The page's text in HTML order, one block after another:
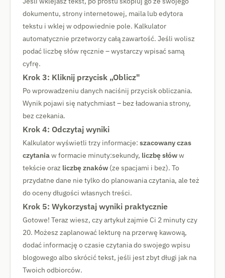
dokumentu, strony internetowej, maila lub edytora
tekstu i wklej w odpowiednie pole. Kalkulator
automatycznie przetworzy całą zawartość. Jeśli wolisz
podać liczbę słów ręcznie – wystarczy wpisać samą
cyfrę.
Krok 3: Kliknij przycisk „Oblicz"
Po wprowadzeniu danych naciśnij przycisk obliczania.
Wynik pojawi się natychmiast – bez ładowania strony,
bez czekania.
Krok 4: Odczytaj wyniki
Kalkulator wyświetli trzy informacje: szacowany czas
czytaniaw formacie minuty:sekundy, liczbę słóww
tekście oraz liczbę znaków (ze spacjami i bez). To
przydatne dane nie tylko do planowania czytania, ale też
do oceny długości własnych treści.
Krok 5: Wykorzystaj wyniki praktycznie
Gotowe! Teraz wiesz, czy artykuł zajmie Ci 2 minuty czy
20. Możesz zaplanować lekturę na przerwę kawową,
dodać informację o czasie czytania do swojego wpisu
blogowego albo skrócić tekst, jeśli jest zbyt długi jak na
Twoich odbiorców.